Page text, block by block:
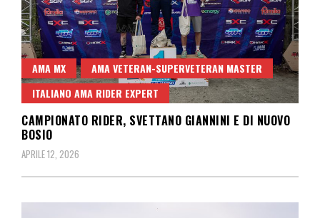
AMA MX
AMA VETERAN-SUPERVETERAN MASTER
ITALIANO AMA RIDER EXPERT
CAMPIONATO RIDER, SVETTANO GIANNINI E DI NUOVO
BOSIO
APRILE 12, 2026